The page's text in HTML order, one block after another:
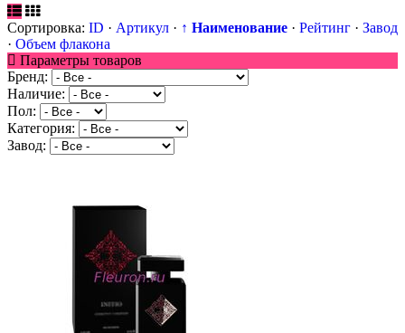
Сортировка: ID · Артикул · ↑ Наименование · Рейтинг · Завод
· Объем флакона
Параметры товаров
Бренд:
Наличие:
Пол:
Категория:
Завод: